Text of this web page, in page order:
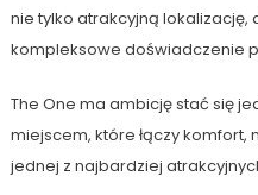
nie tylko atrakcyjną lokalizację,
kompleksowe doświadczenie
The One ma ambicję stać się
miejscem, które łączy
jednej z najbardziej